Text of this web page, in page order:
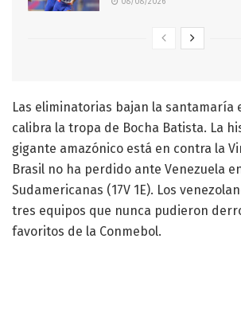
Las eliminatorias bajan la santamaría
calibra la tropa de Bocha Batista. La
gigante amazónico está en contra la
Brasil no ha perdido ante Venezuela
Sudamericanas (17V 1E). Los
tres equipos que nunca pudieron
favoritos de la Conmebol.